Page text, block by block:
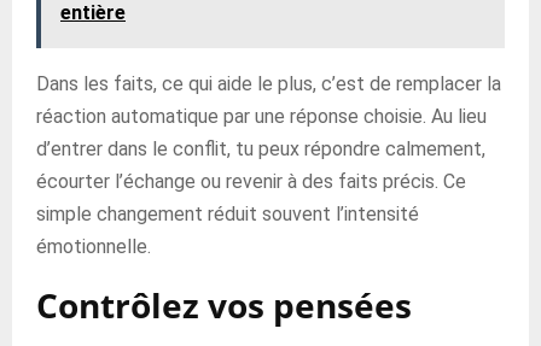
entière
Dans les faits, ce qui aide le plus, c’est de remplacer la
réaction automatique par une réponse choisie. Au lieu
d’entrer dans le conflit, tu peux répondre calmement,
écourter l’échange ou revenir à des faits précis. Ce
simple changement réduit souvent l’intensité
émotionnelle.
Contrôlez vos pensées